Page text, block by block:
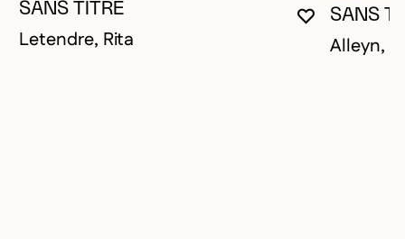
VOUS
FERMER
OUVRIR LA
SANS TITRE
Letendre, Rita
SANS
Alleyn,